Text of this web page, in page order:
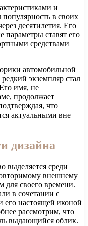
и
популярность в своих
десятилетия. Его
ставят его
средствами
автомобильной
экземпляр стал
имя, не
продолжает
что
актуальными вне
дизайна
выделяется среди
внешнему
для своего времени.
в сочетании с
настоящей иконой
рассмотрим, что
выдающийся облик.